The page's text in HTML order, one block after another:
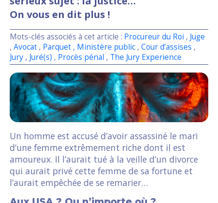
On vous en dit plus !
Mots-clés associés à cet article : Procureur du Roi , Juge
, Avocat , Parquet , Ministère public , Cour d’assises ,
Jury , Juré(s) , Procès pénal , The Jury Experience
Un homme est accusé d’avoir assassiné le mari
d’une femme extrêmement riche dont il est
amoureux. Il l’aurait tué à la veille d’un divorce
qui aurait privé cette femme de sa fortune et
l’aurait empêchée de se remarier…